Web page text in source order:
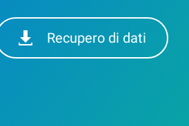
Recupero di dati